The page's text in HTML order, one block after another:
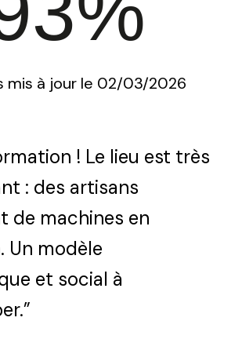
mis à jour le 02/03/2026
! Le lieu est très
: des artisans
de machines en
Un modèle
et social à